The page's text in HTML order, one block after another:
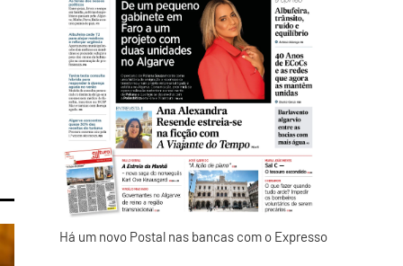
Há um novo Postal nas bancas com o Expresso